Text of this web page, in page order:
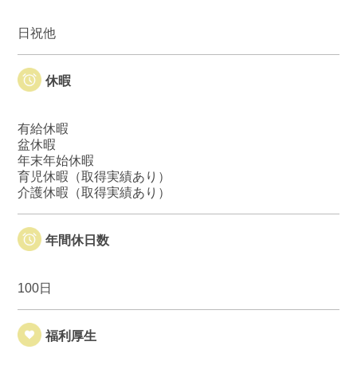
日祝他
休暇
有給休暇
盆休暇
年末年始休暇
育児休暇（取得実績あり）
介護休暇（取得実績あり）
年間休日数
100日
福利厚生